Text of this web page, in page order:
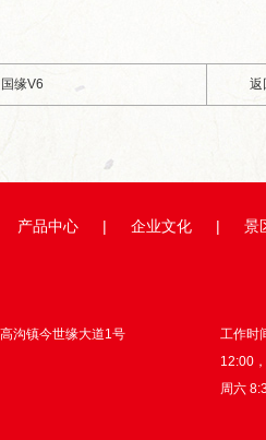
缘V6 返
产品中心 | 企业文化 | 景
沟镇今世缘大道1号
工作时
12:00
周六